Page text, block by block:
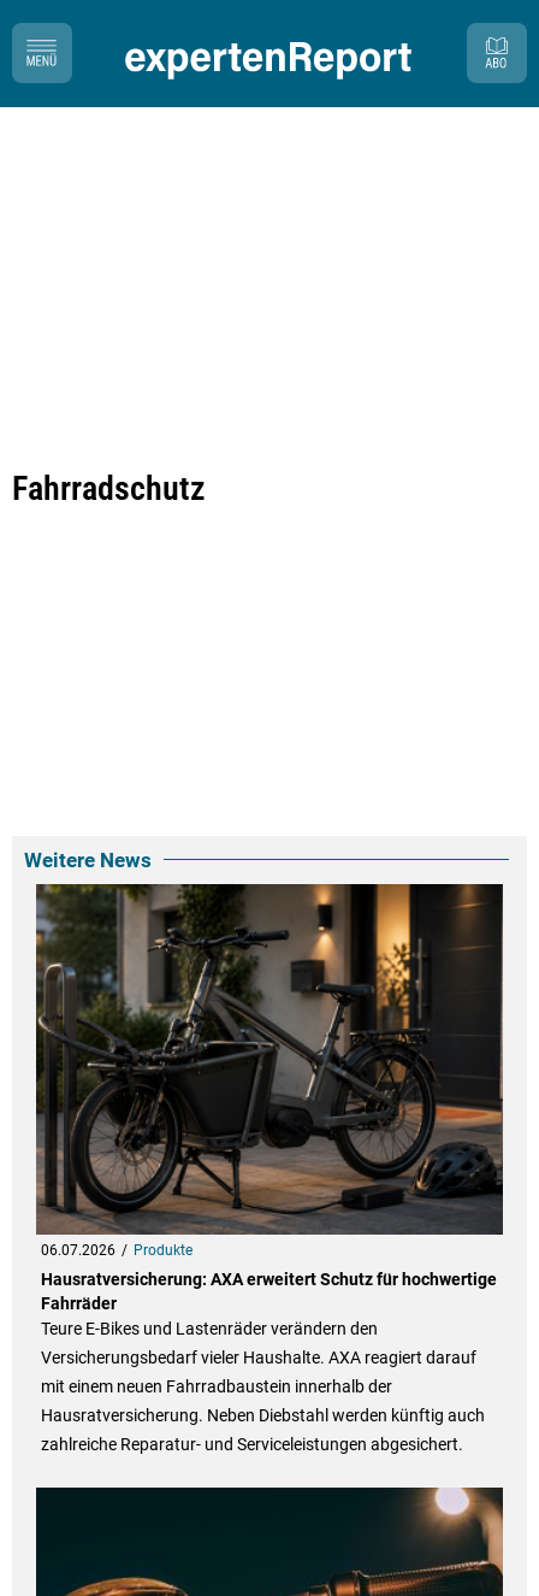
Fahrradschutz
Weitere News
06.07.2026 Produkte
Hausratversicherung: AXA erweitert Schutz für hochwertige
Fahrräder
Teure E-Bikes und Lastenräder verändern den
Versicherungsbedarf vieler Haushalte. AXA reagiert darauf
mit einem neuen Fahrradbaustein innerhalb der
Hausratversicherung. Neben Diebstahl werden künftig auch
zahlreiche Reparatur- und Serviceleistungen abgesichert.